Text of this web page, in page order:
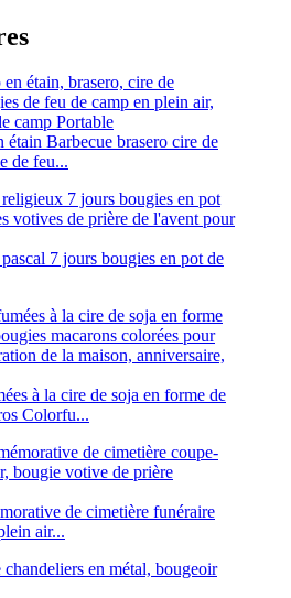
étain Barbecue brasero cire de
de feu...
7 jours bougies en pot de
à la cire de soja en forme de
Colorfu...
de cimetière funéraire
air...